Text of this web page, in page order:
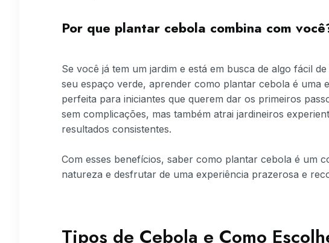
Por que plantar cebola combina com
Se você já tem um jardim e está em busca de algo fácil
seu espaço verde, aprender como plantar cebola é uma
perfeita para iniciantes que querem dar os primeiros
sem complicações, mas também atrai jardineiros
resultados consistentes.
Com esses benefícios, saber como plantar cebola é um
natureza e desfrutar de uma experiência prazerosa e
Tipos de Cebola e Como